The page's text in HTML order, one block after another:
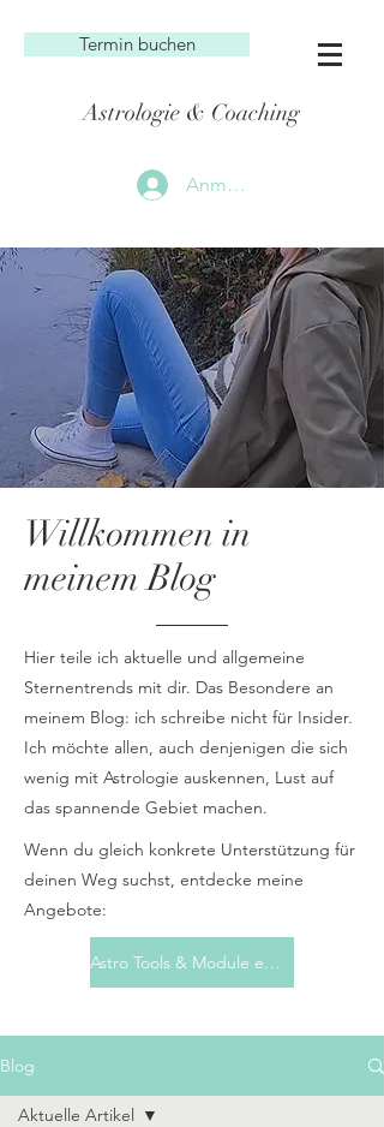
Termin buchen
Astrologie & Coaching
Anmelden
Willkommen in
meinem Blog
Hier teile ich aktuelle und allgemeine
Sternentrends mit dir. Das Besondere an
meinem Blog: ich schreibe nicht für Insider.
Ich möchte allen, auch denjenigen die sich
wenig mit Astrologie auskennen, Lust auf
das spannende Gebiet machen.
Wenn du gleich konkrete Unterstützung für
deinen Weg suchst, entdecke meine
Angebote:
Astro Tools & Module entdecken
Blog
Aktuelle Artikel